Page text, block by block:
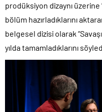
prodüksiyon dizaynı üzerine
bölüm hazırladıklarını
belgesel dizisi olarak
yılda tamamladıklarını